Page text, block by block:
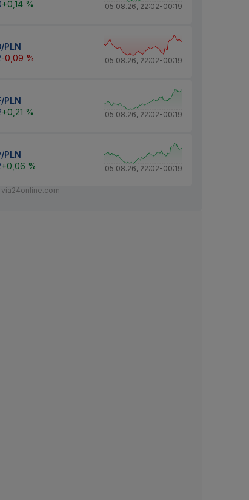
+0,14 % 05.08.26, 22:02-00:19
PLN
-0,09 % 05.08.26, 22:02-00:19
PLN
+0,21 % 05.08.26, 22:02-00:19
PLN
+0,06 % 05.08.26, 22:02-00:19
via24online.com